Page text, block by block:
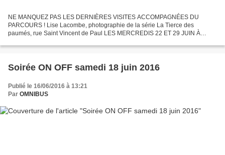
NE MANQUEZ PAS LES DERNIÈRES VISITES ACCOMPAGNÉES DU
PARCOURS ! Lise Lacombe, photographie de la série La Tierce des
paumés, rue Saint Vincent de Paul LES MERCREDIS 22 ET 29 JUIN À
de l’Ecole...
Soirée ON OFF samedi 18 juin 2016
Publié le 16/06/2016 à 13:21
Par OMNIBUS